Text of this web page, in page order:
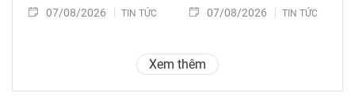
07/08/2026 TIN TỨC 07/08/2026 TIN TỨC
Xem thêm